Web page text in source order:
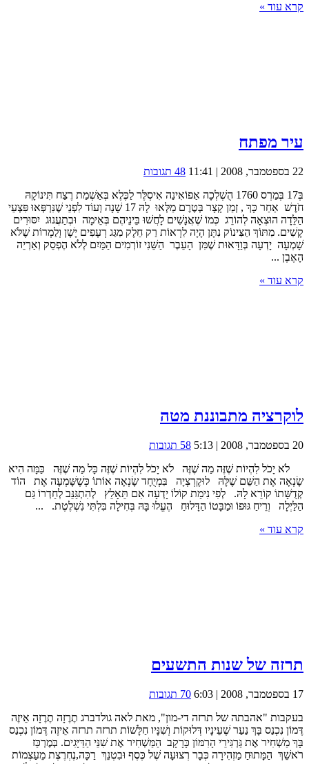
קרא עוד »
עיר מפתח
22 בספטמבר, 2008 | 11:41
48 תגובות
בְּ17 בְּמַרְס 1760 הֻשְׁלְכָה אַפוֹאִינַה אִיסְלֶּר לַכֶּלֶא בְּאַשְׁמַת רֶצַח תִּינוֹקָהּ
חֹדֶשׁ אַחַר כָּךְ , זְמַן קָצָר בְּטֶרֶם מַלְּאוּ לָהּ 17 שָׁנָה וְעוֹד לִפְנֵי שֶׁנִּרְפְּאוּ פִּצְעֵי
הַלֵּדָה הוּצְאָה לְהוֹרֵג כְּמוֹ שֶׁאֲנָשִׁים לָחֲשׁוּ בֵּינֵיהֶם בְּאֵימָה וּבְתַעֲנוּג יִסּוּרִים
קָשִׁים. מִתּוֹךְ הַצִּינוֹק נִתָּן הָיָה לִרְאוֹת רַק חֵלֶק מִגַּג רְעָפִים יָשָׁן וְלַמְרוֹת שֶׁלֹּא
שָׁמְעָה יָדְעָה בְּוַדָּאוּת שֶׁמִּן הָעֵבֶר הַשֵּׁנִי זוֹרְמִים הַמַּיִם לְלֹא הֶפְסֵק וְאַרְיֵה
הָאֶבֶן ...
קרא עוד »
לוקרציה מתבוננת מטה
20 בספטמבר, 2008 | 5:13
58 תגובות
לֹא יָכֹל לִהְיוֹת שֶׁזֶּה מַה שֶׁזֶּה לֹא יָכֹל לִהְיוֹת שֶׁזֶּה כָּל מַה שֶׁזֶּה כַּמָּה הִיא
שָׂנְאָה אֶת הַשֵּׁם שֶׁלָּהּ לוּקֶרְצְיָה בִּמְיֻחָד שָׂנְאָה אוֹתוֹ כְּשֶׁשָּׁמְעָה אֶת הוֹד
קְדֻשָּׁתוֹ קוֹרֵא לָהּ. לְפִי נִימַת קוֹלוֹ יָדְעָה אִם תֵּאָלֵץ לְהִתְגַּנֵּב לְחַדְרוֹ גַּם
הַלַּיְלָה וְרֵיחַ גּוּפוֹ וּמַבָּטוֹ הַדָּלוּחַ הֶעֱלוּ בָּהּ בְּחִילָה בִּלְתִּי נִשְׁלֶטֶת. ...
קרא עוד »
תרזה של שנות התשעים
17 בספטמבר, 2008 | 6:03
70 תגובות
בעקבות "אהבתה של תרזה די-מון", מאת לאה גולדברג תֶרֶזָה תֶרֶזָה אֵיזֶה
דֶּמוֹן נִכְנַס בָּךְ נַעַר שֶׁעֵינָיו דְּלוּקוֹת וְשִׁנָּיו חַלָּשׁוֹת תרזה תרזה אֵיזֶה דֶּמוֹן נִכְנַס
בָּךְ מַשְׁחִיר אֶת גַּרְגִּירֵי הָרִמּוֹן כָּרָקָב הַמַּשְׁחִיר אֶת שִׁנֵּי הַדַּיָּגִים. בְּמֶרְכַּז
רֹאשֵׁךְ הַמָּתוּחַ מַזְהִירָה כְּבָר רְצוּעָה שֶׁל כֶּסֶף וּבִטְנֵךְ רַכָּה,נֶחְרֶצֶת מֵעַצְמוֹת